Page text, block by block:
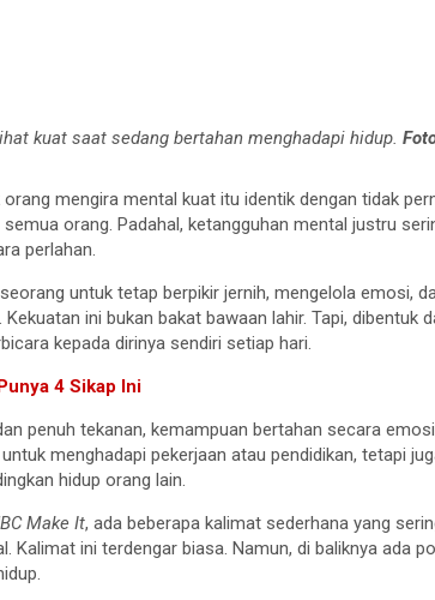
kuat saat sedang bertahan menghadapi hidup.
orang mengira mental kuat itu identik dengan tidak
orang. Padahal, ketangguhan mental justru
perlahan.
untuk tetap berpikir jernih, mengelola emosi,
ini bukan bakat bawaan lahir. Tapi, dibentuk
kepada dirinya sendiri setiap hari.
4 Sikap Ini
penuh tekanan, kemampuan bertahan secara
menghadapi pekerjaan atau pendidikan, tetapi
hidup orang lain.
Make It, ada beberapa kalimat sederhana yang
Kalimat ini terdengar biasa. Namun, di baliknya ada